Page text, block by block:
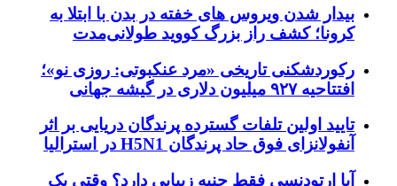
بیدار شدن ویروس‌ های خفته در بدن با ابتلا به
کرونا؛ کشف راز بزرگ کووید طولانی‌مدت
رکوردشکنی تاریخی «مرد عنکبوتی: روزی نو»؛
افتتاحیه ۹۲۷ میلیون دلاری در گیشه جهانی
تایید اولین تلفات گسترده پرندگان دریایی بر اثر
آنفولانزای فوق حاد پرندگان H5N1 در استرالیا
آیا ارتودنسی فقط جنبه زیبایی دارد؟ وقتی یک